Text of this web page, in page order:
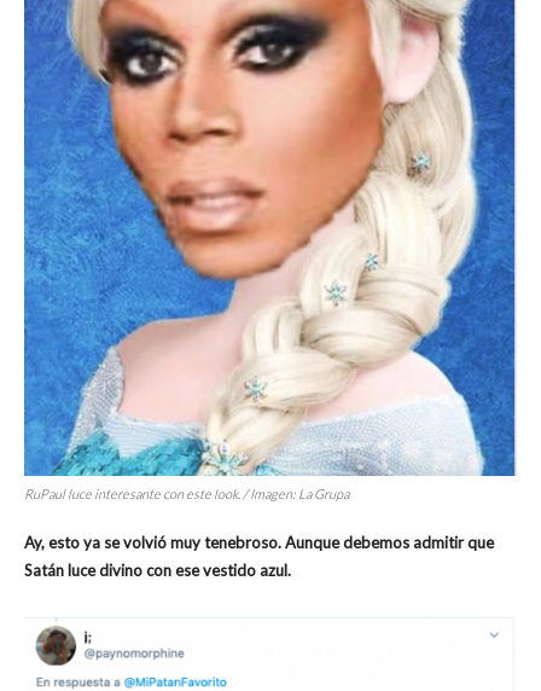
RuPaul luce interesante con este look. / Imagen: La Grupa
Ay, esto ya se volvió muy tenebroso. Aunque debemos admitir que
Satán luce divino con ese vestido azul.